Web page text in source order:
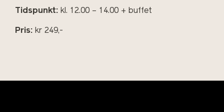
Tidspunkt: kl. 12.00 – 14.00 + buffet
Pris: kr 249,-